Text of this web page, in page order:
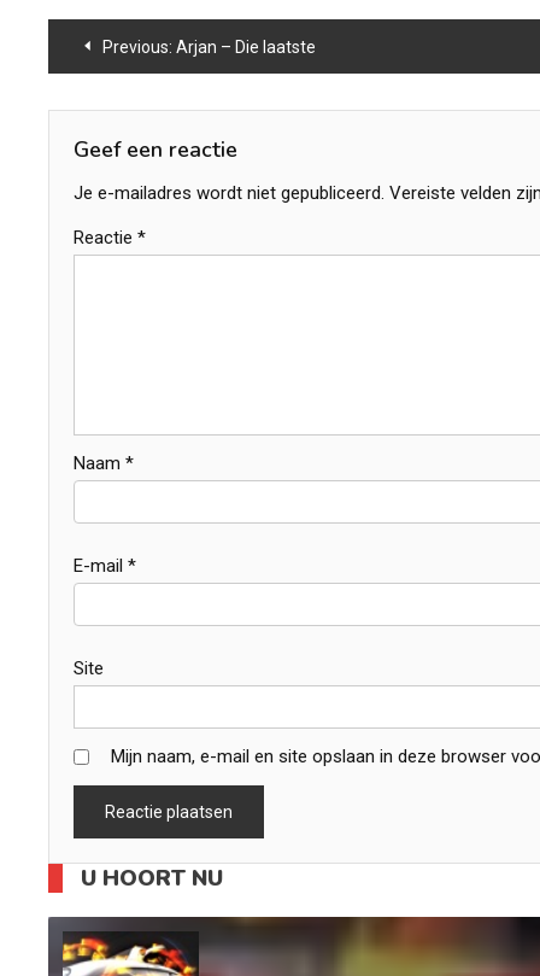
Bericht
navigatie
Previous: Arjan – Die laatste
Geef een reactie
Je e-mailadres wordt niet gepubliceerd. Vereiste velden
Reactie *
Naam *
E-mail *
Site
Mijn naam, e-mail en site opslaan in deze browser
U HOORT NU